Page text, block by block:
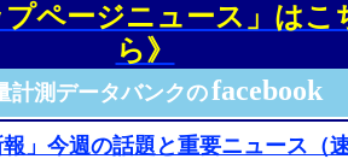
プページニュース」はこ
ら》
計測データバンクのfacebook
報」今週の話題と重要ニュース（速